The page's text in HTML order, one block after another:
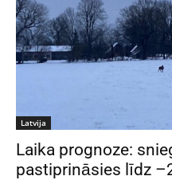
Latvija
Laika prognoze:
pastiprināsies līdz